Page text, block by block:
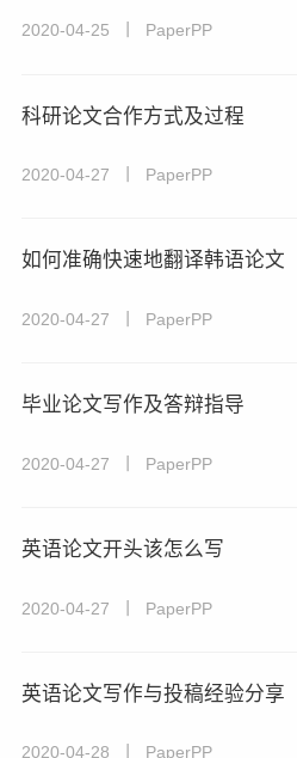
2020-04-25 丨 PaperPP
科研论文合作方式及过程
2020-04-27 丨 PaperPP
如何准确快速地翻译韩语论文
2020-04-27 丨 PaperPP
毕业论文写作及答辩指导
2020-04-27 丨 PaperPP
英语论文开头该怎么写
2020-04-27 丨 PaperPP
英语论文写作与投稿经验分享
2020-04-28 丨 PaperPP